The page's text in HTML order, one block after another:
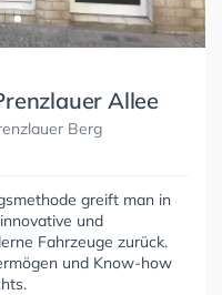
Allee
Berg
greift man in
und
Fahrzeuge zurück.
und Know-how